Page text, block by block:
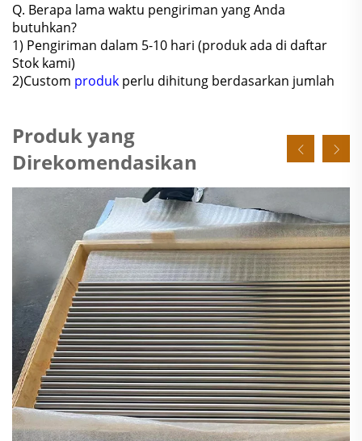
Q. Berapa lama waktu pengiriman yang Anda
butuhkan?
1) Pengiriman dalam 5-10 hari (produk ada di daftar
Stok kami)
2)Custom produk perlu dihitung berdasarkan jumlah
Produk yang
Direkomendasikan